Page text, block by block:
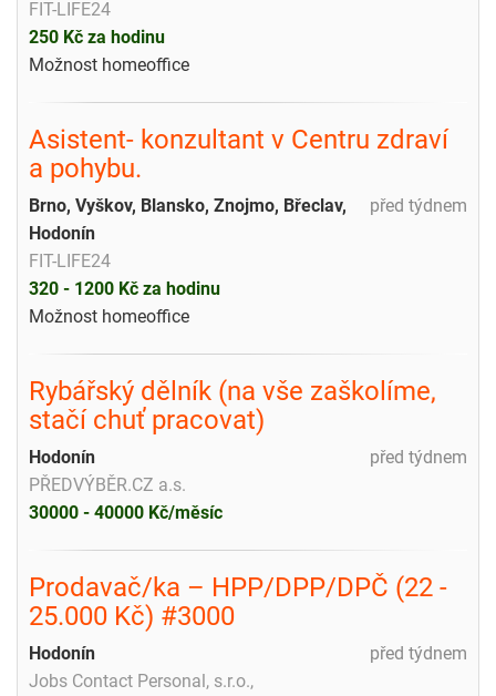
FIT-LIFE24
250 Kč za hodinu
Možnost homeoffice
Asistent- konzultant v Centru zdraví
a pohybu.
před týdnem
Brno, Vyškov, Blansko, Znojmo, Břeclav,
Hodonín
FIT-LIFE24
320 - 1200 Kč za hodinu
Možnost homeoffice
Rybářský dělník (na vše zaškolíme,
stačí chuť pracovat)
před týdnem
Hodonín
PŘEDVÝBĚR.CZ a.s.
30000 - 40000 Kč/měsíc
Prodavač/ka – HPP/DPP/DPČ (22 -
25.000 Kč) #3000
před týdnem
Hodonín
Jobs Contact Personal, s.r.o.,